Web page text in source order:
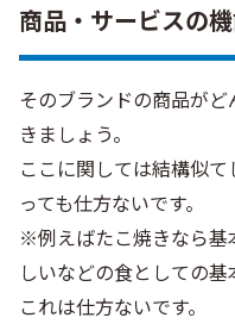
商品・サービスの
そのブランドの商品が
きましょう。
ここに関しては結構似
っても仕方ないです。
※例えばたこ焼きなら基
しいなどの食としての基
これは仕方ないです。